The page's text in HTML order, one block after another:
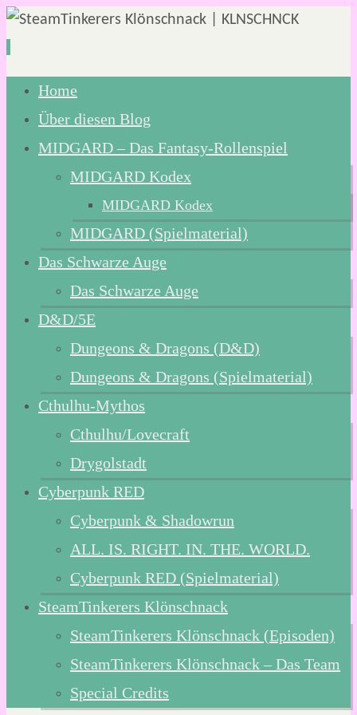
Zum
Inhalt
springen
Home
Über diesen Blog
MIDGARD – Das Fantasy-Rollenspiel
MIDGARD Kodex
MIDGARD Kodex
MIDGARD (Spielmaterial)
Das Schwarze Auge
Das Schwarze Auge
D&D/5E
Dungeons & Dragons (D&D)
Dungeons & Dragons (Spielmaterial)
Cthulhu-Mythos
Cthulhu/Lovecraft
Drygolstadt
Cyberpunk RED
Cyberpunk & Shadowrun
ALL. IS. RIGHT. IN. THE. WORLD.
Cyberpunk RED (Spielmaterial)
SteamTinkerers Klönschnack
SteamTinkerers Klönschnack (Episoden)
SteamTinkerers Klönschnack – Das Team
Special Credits